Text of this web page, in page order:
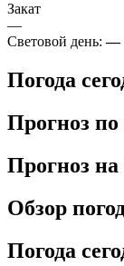
Закат
—
Световой день:—
Погода
Прогноз по
Прогноз на
Обзор
Погода